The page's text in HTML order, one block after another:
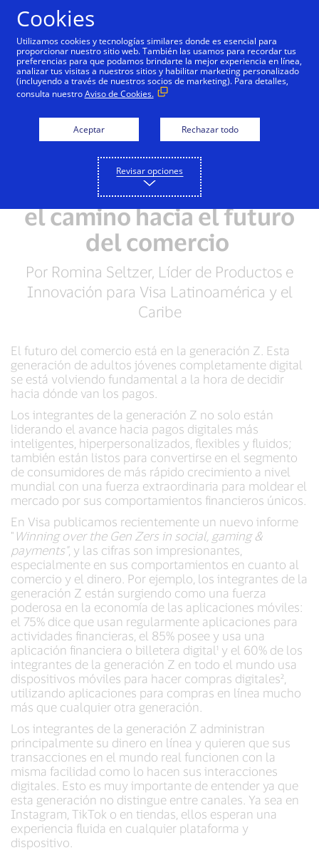
Generación Z: Liderando
el camino hacia el futuro
del comercio
Por Romina Seltzer, Líder de Productos e
Innovación para Visa Latinoamérica y el
Caribe
El futuro del comercio está en la generación Z. Esta
generación de adultos jóvenes completamente digital
se está volviendo fundamental a la hora de decidir
hacia dónde van los pagos.
Los integrantes de la generación Z no solo están
liderando el avance hacia pagos digitales más
inteligentes, hiperpersonalizados, flexibles y fluidos;
también están listos para convertirse en el segmento
de consumidores de más rápido crecimiento a nivel
mundial con una fuerza extraordinaria para moldear el
mercado por sus comportamientos financieros únicos.
En Visa publicamos recientemente un nuevo informe
" Winning over the Gen Zers in social, gaming &
payments", y las cifras son impresionantes,
especialmente en sus comportamientos en cuanto al
comercio y el dinero. Por ejemplo, los integrantes de la
generación Z están surgiendo como una fuerza
poderosa en la economía de las aplicaciones móviles:
el 75% dice que usan regularmente aplicaciones para
actividades financieras, el 85% posee y usa una
aplicación financiera o billetera digital¹ y el 60% de los
integrantes de la generación Z en todo el mundo usa
dispositivos móviles para hacer compras digitales²,
utilizando aplicaciones para compras en línea mucho
más que cualquier otra generación.
Los integrantes de la generación Z administran
principalmente su dinero en línea y quieren que sus
transacciones en el mundo real funcionen con la
misma facilidad como lo hacen sus interacciones
digitales. Esto es muy importante de entender ya que
esta generación no distingue entre canales. Ya sea en
Instagram, TikTok o en tiendas, ellos esperan una
experiencia fluida en cualquier plataforma y
dispositivo.
Cookies
Utilizamos cookies y tecnologías similares donde es esencial para
proporcionar nuestro sitio web. También las usamos para recordar tus
preferencias para que podamos brindarte la mejor experiencia en línea,
analizar tus visitas a nuestros sitios y habilitar marketing personalizado
(incluyendo a través de nuestros socios de marketing). Para detalles,
consulta nuestroAviso de Cookies.
Aceptar Rechazar todo
Revisar opciones